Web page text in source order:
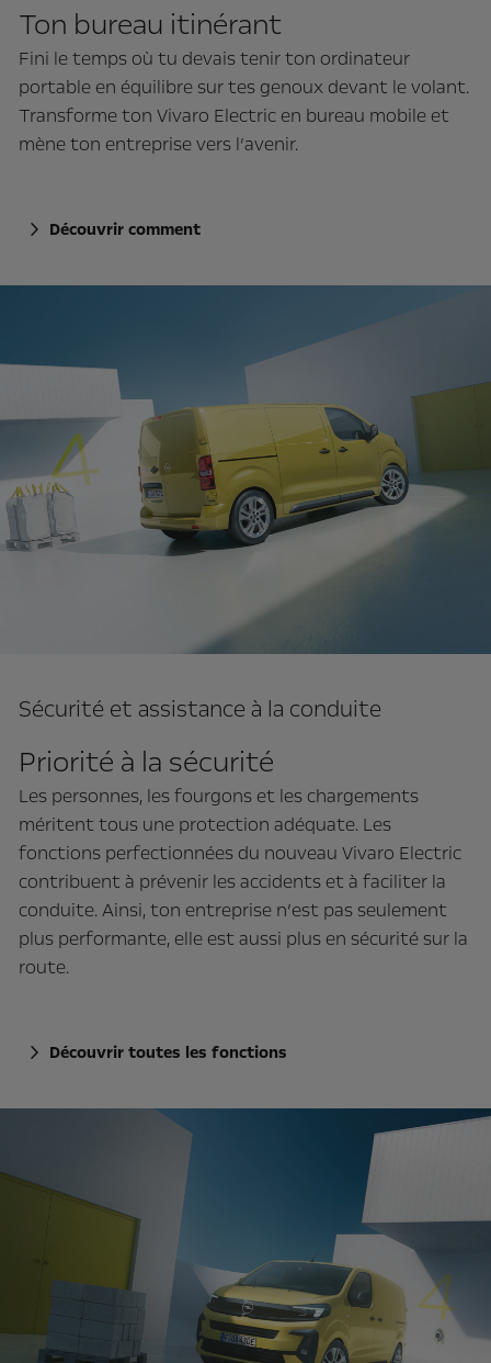
Ton bureau itinérant
Fini le temps où tu devais tenir ton ordinateur
portable en équilibre sur tes genoux devant le volant.
Transforme ton Vivaro Electric en bureau mobile et
mène ton entreprise vers l’avenir.
Découvrir comment
Sécurité et assistance à la conduite
Priorité à la sécurité
Les personnes, les fourgons et les chargements
méritent tous une protection adéquate. Les
fonctions perfectionnées du nouveau Vivaro Electric
contribuent à prévenir les accidents et à faciliter la
conduite. Ainsi, ton entreprise n’est pas seulement
plus performante, elle est aussi plus en sécurité sur la
route.
Découvrir toutes les fonctions